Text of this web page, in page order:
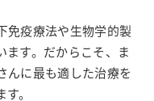
免疫療法や生物学的製
ます。だからこそ、ま
んに最も適した治療を
。